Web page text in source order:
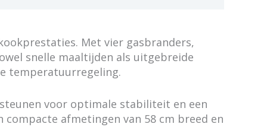
Met vier gasbranders,
snelle maaltijden als uitgebreide
temperatuurregeling.
voor optimale stabiliteit en een
afmetingen van 58 cm breed en